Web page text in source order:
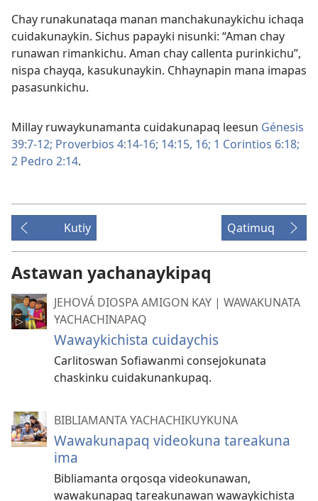
Chay runakunataqa manan manchakunaykichu ichaqa
cuidakunaykin. Sichus papayki nisunki: “Aman chay
runawan rimankichu. Aman chay callenta purinkichu”,
nispa chayqa, kasukunaykin. Chhaynapin mana imapas
pasasunkichu.
Millay ruwaykunamanta cuidakunapaq leesun Génesis
39:7-12; Proverbios 4:14-16; 14:15, 16; 1 Corintios 6:18;
2 Pedro 2:14.
Kutiy Qatimuq
Astawan yachanaykipaq
JEHOVÁ DIOSPA AMIGON KAY | WAWAKUNATA
YACHACHINAPAQ
Wawaykichista cuidaychis
Carlitoswan Sofiawanmi consejokunata
chaskinku cuidakunankupaq.
BIBLIAMANTA YACHACHIKUYKUNA
Wawakunapaq videokuna tareakuna
ima
Bibliamanta orqosqa videokunawan,
wawakunapaq tareakunawan wawaykichista